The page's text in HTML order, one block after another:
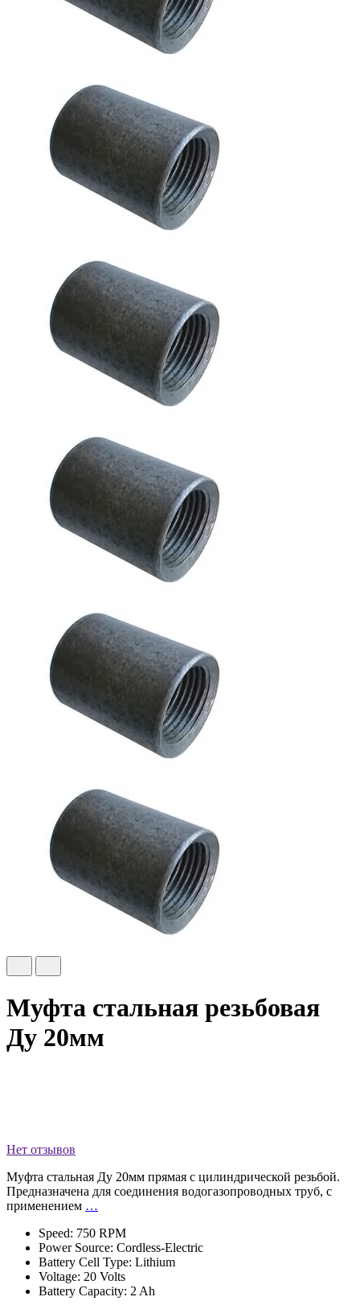
Муфта стальная резьбовая
Ду 20мм
Нет отзывов
Муфта стальная Ду 20мм прямая с цилиндрической резьбой.
Предназначена для соединения водогазопроводных труб, с
применением …
Speed: 750 RPM
Power Source: Cordless-Electric
Battery Cell Type: Lithium
Voltage: 20 Volts
Battery Capacity: 2 Ah